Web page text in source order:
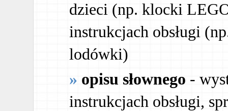
dzieci (np. klocki
instrukcjach obsługi
lodówki)
opisu słownego -
instrukcjach obsługi,